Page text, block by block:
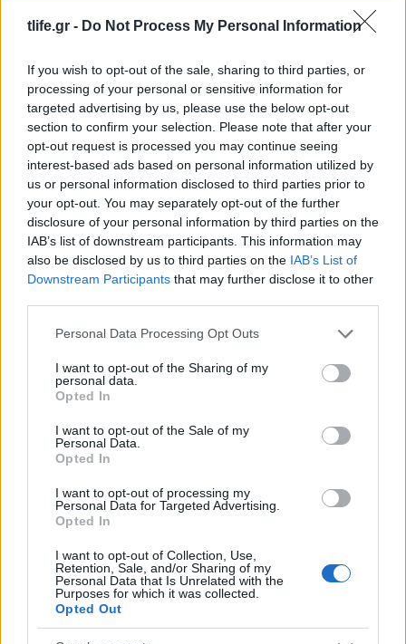
tlife.gr - Do Not Process My Personal Information
If you wish to opt-out of the sale, sharing to third parties, or
processing of your personal or sensitive information for
targeted advertising by us, please use the below opt-out
section to confirm your selection. Please note that after your
opt-out request is processed you may continue seeing
interest-based ads based on personal information utilized by
us or personal information disclosed to third parties prior to
your opt-out. You may separately opt-out of the further
disclosure of your personal information by third parties on the
IAB’s list of downstream participants. This information may
also be disclosed by us to third parties on the IAB’s List of
Downstream Participants that may further disclose it to other
Please note that this website/app uses one or more Google
not limited to your visit or usage behaviour. You may click to
grant or deny consent to Google and its third-party tags to
use your data for below specified purposes in below Google
consent section.
Personal Data Processing Opt Outs
I want to opt-out of the Sharing of my
personal data.
Opted In
I want to opt-out of the Sale of my
Personal Data.
Opted In
I want to opt-out of processing my
Personal Data for Targeted Advertising.
Opted In
I want to opt-out of Collection, Use,
Retention, Sale, and/or Sharing of my
Personal Data that Is Unrelated with the
Purposes for which it was collected.
Opted Out
Α. Οικονομάκου – Β. Λασκαράκη: Βραδινή
έξοδος με φίλους!
ΔΙΑΦΗΜΙΣΗ
News
Α. Οικονομάκου- Η. Ματιάμπα: Μένουν
πλέον μαζί;
News
Β. Λασκαράκη – Αθ. Οικονομάκου:
Αχώριστες και μετά τα γυρίσματα!
14.02.2013
Σε ποια “ανήκουν” όλα αυτά τα
καλλυντικά;
01.02.2013
News